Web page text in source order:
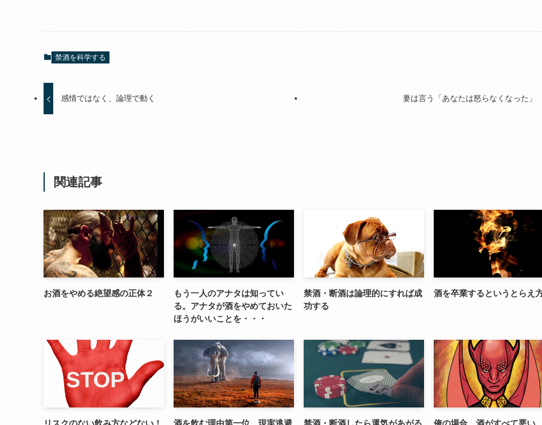
禁酒を科学する
感情ではなく、論理で動く 妻は言う「あなたは怒らなくなった」
関連記事
お酒をやめる絶望感の正体２
もう一人のアナタは知ってい
る。アナタが酒をやめておいた
ほうがいいことを・・・
禁酒・断酒は論理的にすれば成
功する
酒を卒業するというとらえ
リスクのない飲み方などない！ 酒を飲む理由第一位 現実逃避 禁酒・断酒したら運気があがる 俺の場合、酒がすべて悪い